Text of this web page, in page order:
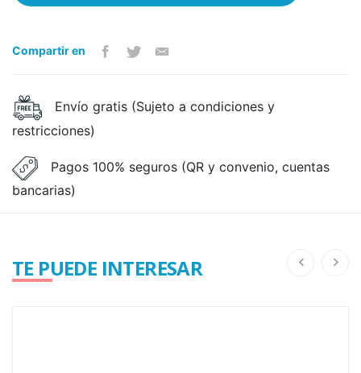
Compartir en
Envío gratis (Sujeto a condiciones y
restricciones)
Pagos 100% seguros (QR y convenio, cuentas
bancarias)
TE PUEDE INTERESAR